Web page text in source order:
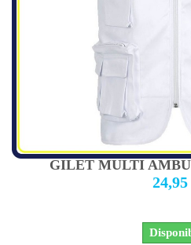
GILET MULTI
24,95